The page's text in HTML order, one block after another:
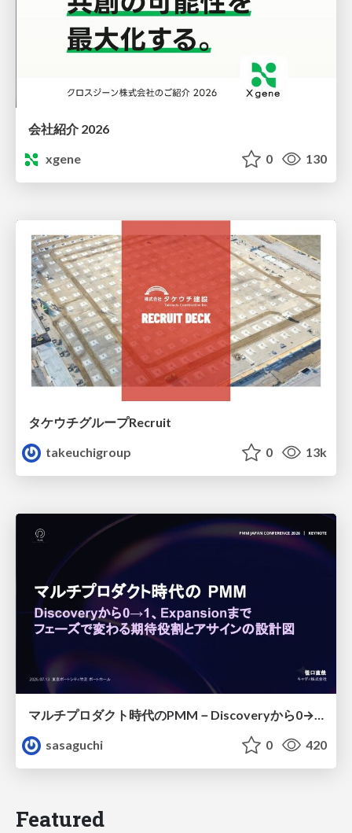
会社紹介 2026
xgene
0 130
タケウチグループRecruit
takeuchigroup
0 13k
マルチプロダクト時代のPMM－Discoveryから0→1、Expansionまで フェーズで変わる期待役割とアサインの設計図
sasaguchi
0 420
Featured